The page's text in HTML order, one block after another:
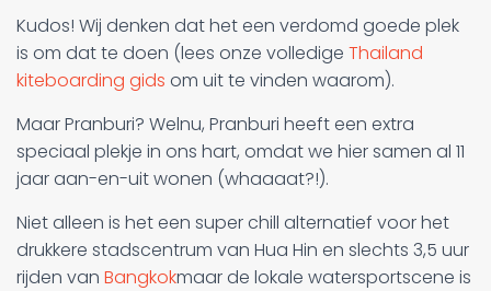
Kudos! Wij denken dat het een verdomd goede plek
is om dat te doen (lees onze volledige Thailand
kiteboarding gids om uit te vinden waarom).
Maar Pranburi? Welnu, Pranburi heeft een extra
speciaal plekje in ons hart, omdat we hier samen al 11
jaar aan-en-uit wonen (whaaaat?!).
Niet alleen is het een super chill alternatief voor het
drukkere stadscentrum van Hua Hin en slechts 3,5 uur
rijden van Bangkokmaar de lokale watersportscene is